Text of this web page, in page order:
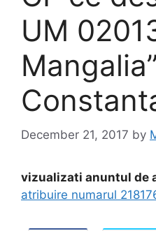
UM
December 21, 2017 by
vizualizati anuntul de
atribuire numarul